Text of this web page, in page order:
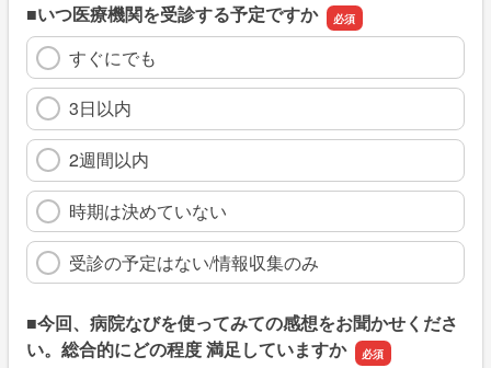
■いつ医療機関を受診する予定ですか
すぐにでも
3日以内
2週間以内
時期は決めていない
受診の予定はない/情報収集のみ
■今回、病院なびを使ってみての感想をお聞かせくださ
い。総合的にどの程度 満足していますか